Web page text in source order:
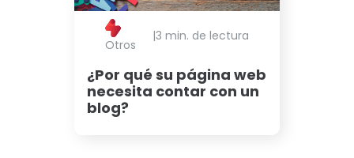
Otros
|3 min. de lectura
¿Por qué su página web
necesita contar con un
blog?